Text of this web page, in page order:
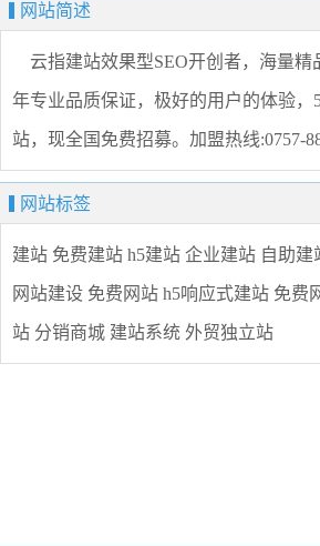
网站简述
云指建站效果型SEO开创者，海量精
年专业品质保证，极好的用户的体验，
站，现全国免费招募。加盟热线:0757-
网站标签
建站 免费建站 h5建站 企业建站 自助建
网站建设 免费网站 h5响应式建站 免费
站 分销商城 建站系统 外贸独立站